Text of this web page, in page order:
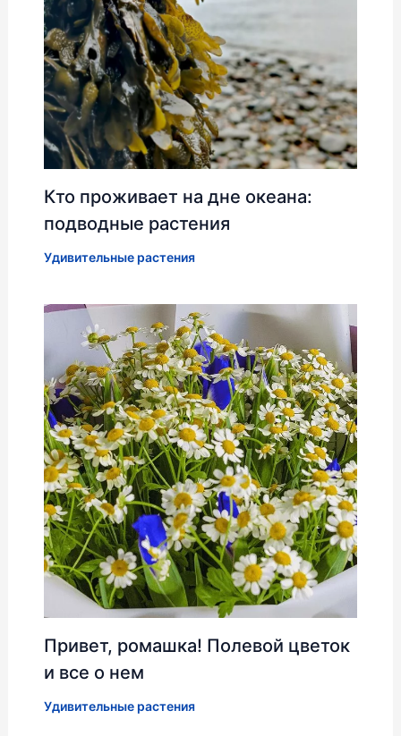
Кто проживает на дне океана:
подводные растения
Удивительные растения
Привет, ромашка! Полевой цветок
и все о нем
Удивительные растения